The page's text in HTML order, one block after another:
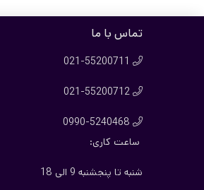
تماس با ما

021-55200711

021-55200712

0990-5240468
ساعت کاری:
شنبه تا پنجشنبه 9 الی 18